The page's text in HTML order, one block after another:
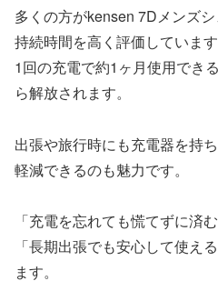
多くの方がkensen 7Dメンズ
持続時間を高く評価しています
1回の充電で約1ヶ月使用でき
ら解放されます。
出張や旅行時にも充電器を持
軽減できるのも魅力です。
「充電を忘れても慌てずに済む
「長期出張でも安心して使え
ます。